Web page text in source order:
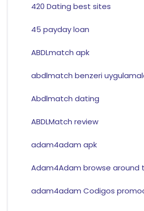
420 Dating best sites
45 payday loan
ABDLmatch apk
abdlmatch benzeri
Abdlmatch dating
ABDLMatch review
adam4adam apk
Adam4Adam browse around
adam4adam Codigos